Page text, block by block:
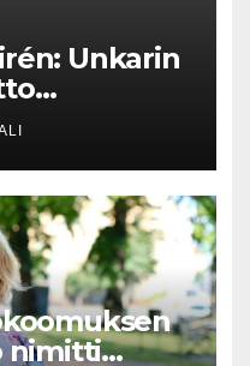
Unkarin
nimitti